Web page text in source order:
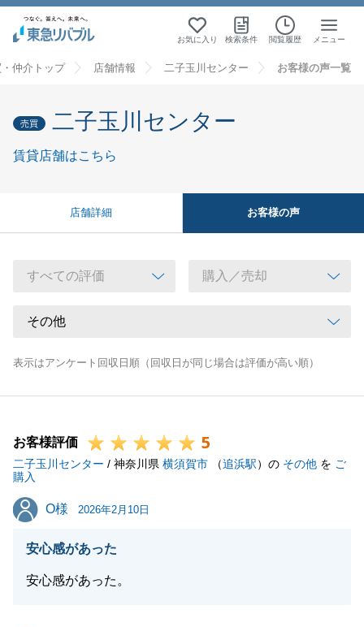
お気に入り 検索条件 閲覧履歴 メニュー
仲介トップ 店舗情報 二子玉川センター お客様の声一覧
売買 二子玉川センター
賃貸店舗はこちら
店舗詳細 お客様の声
表示はアンケート回収日順（回収日が同じ場合は評価が高い順）
お客様評価 5
二子玉川センター / 神奈川県 横須賀市 （追浜駅）の その他 を ご
購入
O様
O様 2026年2月10日
安心感があった
安心感があった。